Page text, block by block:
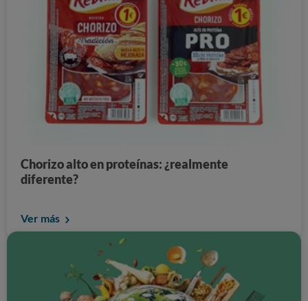
Chorizo alto en proteínas: ¿realmente
diferente?
Ver más